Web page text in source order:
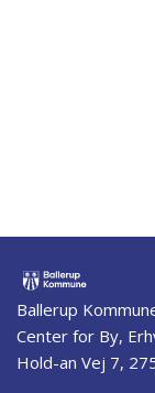
Ballerup
Center for By,
Hold-an Vej 7,